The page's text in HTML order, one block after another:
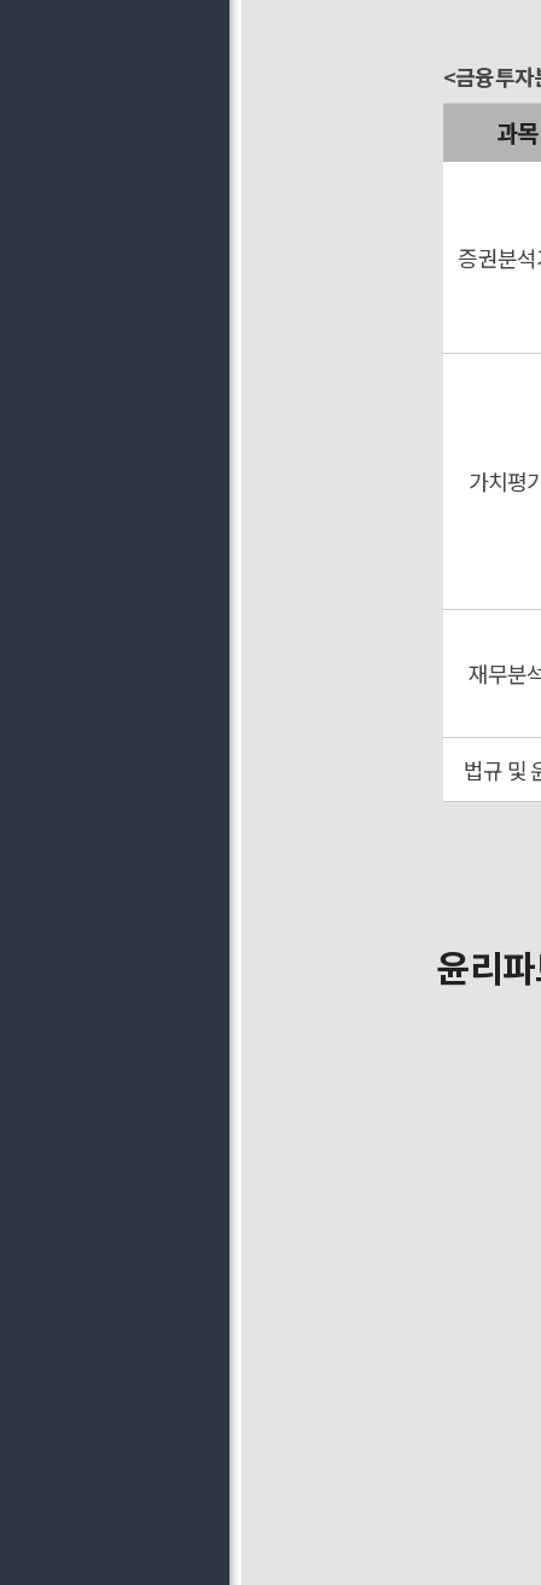
<금융투
과목
증권분
가치평
재무분
법규 및
윤리